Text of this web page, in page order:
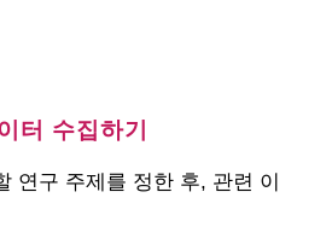
터 수집하기
연구 주제를 정한 후, 관련 이